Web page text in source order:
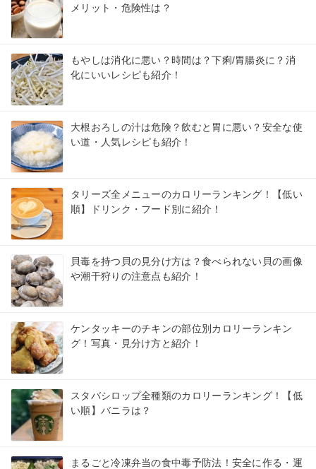
メリット・危険性は？
もやしは消化に悪い？時間は？下痢/胃腸炎に？消
化にいいレシピも紹介！
大根おろしの汁は危険？飲むと胃に悪い？安全な使
い道・人気レシピも紹介！
タリーズ全メニューのカロリーランキング！【低い
順】ドリンク・フード別に紹介！
貝毒を持つ貝の見分け方は？食べられない貝の画像
や潮干狩りの注意点も紹介！
ケンタッキーのチキンの部位別カロリーランキン
グ！写真・見分け方と紹介！
スタバシロップ全種類のカロリーランキング！【低
い順】バニラは？
まるごと冷凍弁当の食中毒予防法！安全に作る・運